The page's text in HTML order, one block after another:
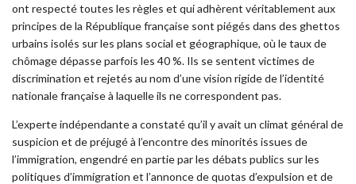
ont respecté toutes les règles et qui adhèrent véritablement aux
principes de la République française sont piégés dans des ghettos
urbains isolés sur les plans social et géographique, où le taux de
chômage dépasse parfois les 40 %. Ils se sentent victimes de
discrimination et rejetés au nom d’une vision rigide de l’identité
nationale française à laquelle ils ne correspondent pas.
L’experte indépendante a constaté qu’il y avait un climat général de
suspicion et de préjugé à l’encontre des minorités issues de
l’immigration, engendré en partie par les débats publics sur les
politiques d’immigration et l’annonce de quotas d’expulsion et de